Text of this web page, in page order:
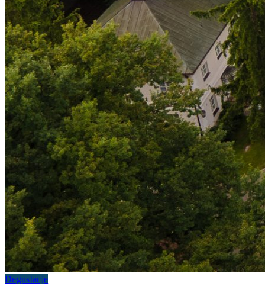
Degustacje